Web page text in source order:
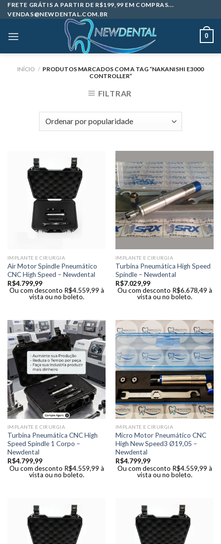
Skip
to
FRETE GRÁTIS A PARTIR DE R$199,99 EM COMPRAS...
VENDAS@NEWDENTAL.COM.BR
0
INÍCIO / PRODUTOS MARCADOS COM A TAG “NAKANISHI E3000
CONTROLLER”
FILTRAR
IMPLANTE E CIRURGIA
Air Motor Spindle Pneumático
CNC High Speed – Newdental
R$4.799,99
Ou com desconto R$4.559,99 à
vista ou no boleto.
IMPLANTE E CIRURGIA
Turbina Pneumática High Speed
Spindle – Newdental
R$7.029,99
Ou com desconto R$6.678,49 à
vista ou no boleto.
IMPLANTE E CIRURGIA
Turbina Pneumática CNC High
Speed Spindle 1 Corpo –
Newdental
R$4.799,99
Ou com desconto R$4.559,99 à
vista ou no boleto.
IMPLANTE E CIRURGIA
Micro Motor Pneumático CNC
High New Speed3 Ø19,05 –
Newdental
R$4.799,99
Ou com desconto R$4.559,99 à
vista ou no boleto.